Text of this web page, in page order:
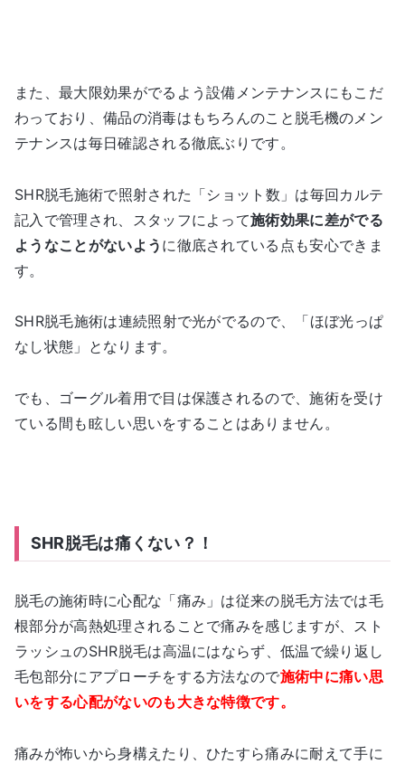
また、最大限効果がでるよう設備メンテナンスにもこだ
わっており、備品の消毒はもちろんのこと脱毛機のメン
テナンスは毎日確認される徹底ぶりです。
SHR脱毛施術で照射された「ショット数」は毎回カルテ
記入で管理され、スタッフによって施術効果に差がでる
ようなことがないよう に徹底されている点も安心できま
す。
SHR脱毛施術は連続照射で光がでるので、「ほぼ光っぱ
なし状態」となります。
でも、ゴーグル着用で目は保護されるので、施術を受け
ている間も眩しい思いをすることはありません。
SHR脱毛は痛くない？！
脱毛の施術時に心配な「痛み」は従来の脱毛方法では毛
根部分が高熱処理されることで痛みを感じますが、スト
ラッシュのSHR脱毛は高温にはならず、低温で繰り返し
毛包部分にアプローチをする方法なので施術中に痛い思
いをする心配がないのも大きな特徴です。
痛みが怖いから身構えたり、ひたすら痛みに耐えて手に